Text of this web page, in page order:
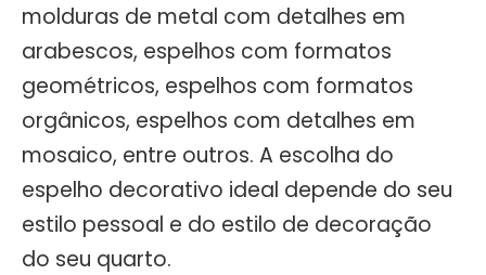
molduras de metal com detalhes em
arabescos, espelhos com formatos
geométricos, espelhos com formatos
orgânicos, espelhos com detalhes em
mosaico, entre outros. A escolha do
espelho decorativo ideal depende do seu
estilo pessoal e do estilo de decoração
do seu quarto.